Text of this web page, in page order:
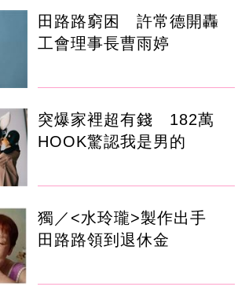
田路路窮困 許常德開轟
工會理事長曹雨婷
突爆家裡超有錢 182萬
HOOK驚認我是男的
獨／<水玲瓏>製作出手
田路路領到退休金